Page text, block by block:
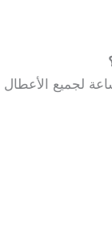
لجميع الأعطال